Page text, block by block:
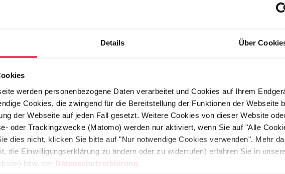
Details Über
werden personenbezogene Daten verarbeitet und Cookies auf Ihrem
Cookies, die zwingend für die Bereitstellung der Funktionen der Webseite
der Webseite auf jeden Fall gesetzt. Weitere Cookies von dieser Website
oder Trackingzwecke (Matomo) werden nur aktiviert, wenn Sie auf "Alle
dies nicht, klicken Sie bitte auf "Nur notwendige Cookies verwenden". Mehr
die Einwilligungserklärung zu ändern oder zu widerrufen) erfahren Sie in
bzw. der Datenschutzerklärung
concept for drinking water and waste water
construction parts and pipes
water tanks and heavy duty
Drinking water tanks are lined with
on the reverse of the cladding
The material can be
and is also resistant to